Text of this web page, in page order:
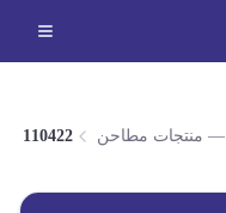
110422